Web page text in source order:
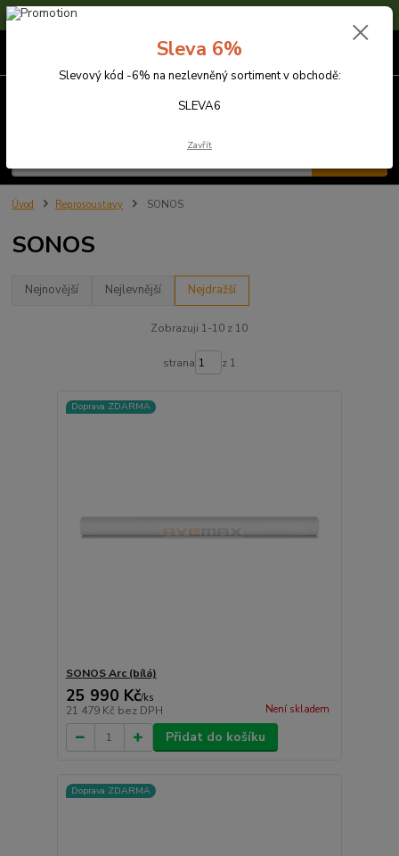
Sleva 6% na nezlevněné zboží s kódem SLEVA6
Úvod Reprosoustavy SONOS
SONOS
Nejnovější Nejlevnější Nejdražší
Zobrazuji 1-10 z 10
strana z 1
Doprava ZDARMA
SONOS Arc (bílá)
25 990 Kč/ks
21 479 Kč bez DPH Není skladem
Přidat do košíku
Doprava ZDARMA
Sleva 6%
Slevový kód -6% na nezlevněný sortiment v obchodě:
SLEVA6
Zavřít